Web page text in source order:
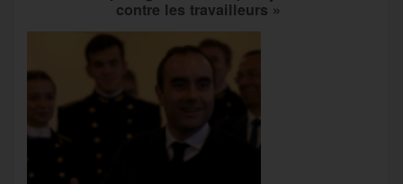
contre les travailleurs »